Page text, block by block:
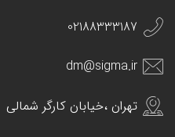
02188333187
dm@sigma.ir
تهران ،خیابان کارگر شمالی